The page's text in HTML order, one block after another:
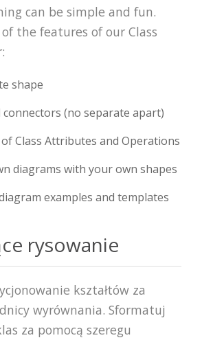
can be simple and fun.
the features of our Class
shape
connectors (no separate apart)
Class Attributes and Operations
diagrams with your own shapes
examples and templates
rysowanie
kształtów za
wyrównania. Sformatuj
za pomocą szeregu